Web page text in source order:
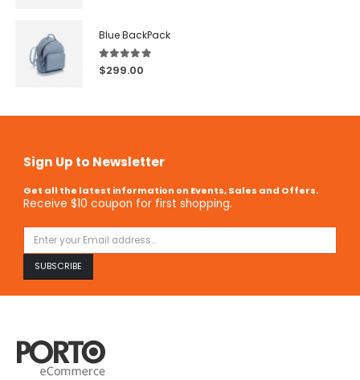
Blue BackPack
5.00out of 5
$299.00
Sign Up to Newsletter
Get all the latest information on Events, Sales and Offers.
Receive $10 coupon for first shopping.